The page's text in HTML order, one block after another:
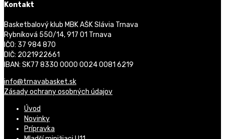
Kontakt
Basketbalový klub MBK AŠK Slávia Trnava
Rybníková 550/14, 917 01 Trnava
IČO: 37 984 870
DIČ: 2021922661
IBAN: SK77 8330 0000 0024 0081 6219
info@trnavabasket.sk
Zásady ochrany osobných údajov
Úvod
Novinky
Prípravka